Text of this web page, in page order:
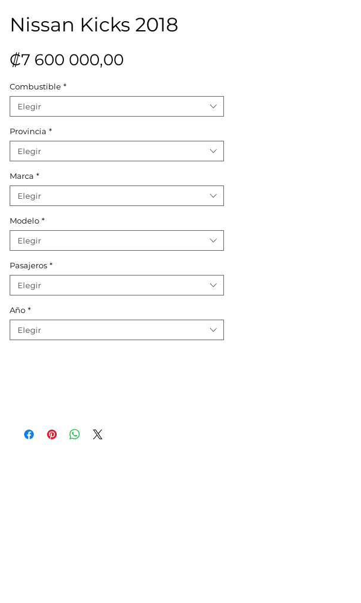
Nissan Kicks 2018
₡7 600 000,00
Combustible *
Elegir
Provincia *
Elegir
Marca *
Elegir
Modelo *
Elegir
Pasajeros *
Elegir
Año *
Elegir